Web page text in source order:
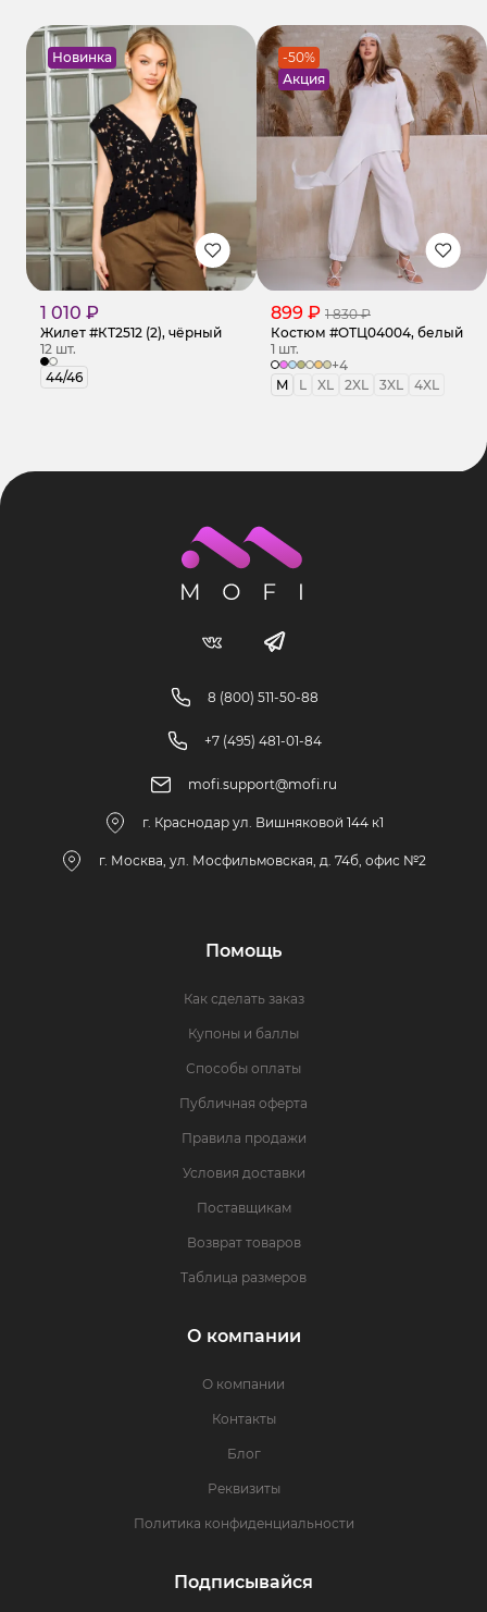
Новинка
1 010 ₽
Жилет #КТ2512 (2), чёрный
12 шт.
44/46
-50%
Акция
899 ₽ 1 830 ₽
Костюм #ОТЦ04004, белый
1 шт.
+4
M
L XL 2XL 3XL 4XL
8 (800) 511-50-88
+7 (495) 481-01-84
mofi.support@mofi.ru
г. Краснодар ул. Вишняковой 144 к1
г. Москва, ул. Мосфильмовская, д. 74б, офис №2
Помощь
Как сделать заказ
Купоны и баллы
Способы оплаты
Публичная оферта
Правила продажи
Условия доставки
Поставщикам
Возврат товаров
Таблица размеров
О компании
О компании
Контакты
Блог
Реквизиты
Политика конфиденциальности
Подписывайся